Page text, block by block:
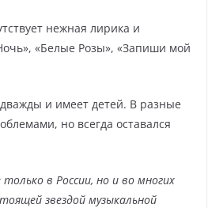
нежная лирика и
«Белые Розы», «Запиши мой
и имеет детей. В разные
но всегда оставался
в России, но и во многих
звездой музыкальной